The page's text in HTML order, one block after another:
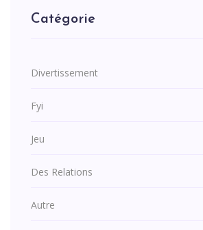
Catégorie
Divertissement
Fyi
Jeu
Des Relations
Autre